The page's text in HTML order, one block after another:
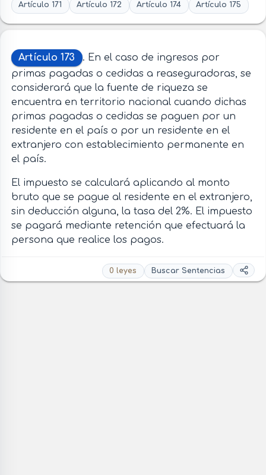
Artículo 171 Artículo 172 Artículo 174 Artículo 175
Artículo 173
. En el caso de ingresos por
primas pagadas o cedidas a reaseguradoras, se
considerará que la fuente de riqueza se
encuentra en territorio nacional cuando dichas
primas pagadas o cedidas se paguen por un
residente en el país o por un residente en el
extranjero con establecimiento permanente en
el país.
El impuesto se calculará aplicando al monto
bruto que se pague al residente en el extranjero,
sin deducción alguna, la tasa del 2%. El impuesto
se pagará mediante retención que efectuará la
persona que realice los pagos.
0 leyes Buscar Sentencias